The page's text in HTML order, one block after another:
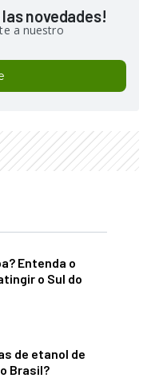
novedades!
a nuestro
Entenda o
o Sul do
de etanol de
Brasil?